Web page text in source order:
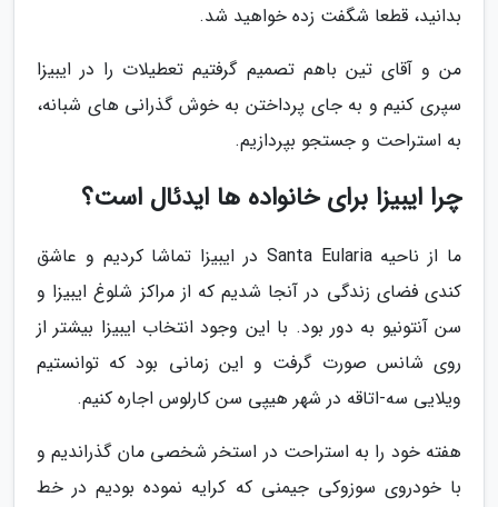
بدانید، قطعا شگفت زده خواهید شد.
من و آقای تین باهم تصمیم گرفتیم تعطیلات را در ایبیزا
سپری کنیم و به جای پرداختن به خوش گذرانی های شبانه،
به استراحت و جستجو بپردازیم.
چرا ایبیزا برای خانواده ها ایدئال است؟
ما از ناحیه Santa Eularia در ایبیزا تماشا کردیم و عاشق
کندی فضای زندگی در آنجا شدیم که از مراکز شلوغ ایبیزا و
سن آنتونیو به دور بود. با این وجود انتخاب ایبیزا بیشتر از
روی شانس صورت گرفت و این زمانی بود که توانستیم
ویلایی سه-اتاقه در شهر هیپی سن کارلوس اجاره کنیم.
هفته خود را به استراحت در استخر شخصی مان گذراندیم و
با خودروی سوزوکی جیمنی که کرایه نموده بودیم در خط